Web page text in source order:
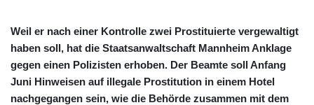
Weil er nach einer Kontrolle zwei Prostituierte vergewaltigt
haben soll, hat die Staatsanwaltschaft Mannheim Anklage
gegen einen Polizisten erhoben. Der Beamte soll Anfang
Juni Hinweisen auf illegale Prostitution in einem Hotel
nachgegangen sein, wie die Behörde zusammen mit dem